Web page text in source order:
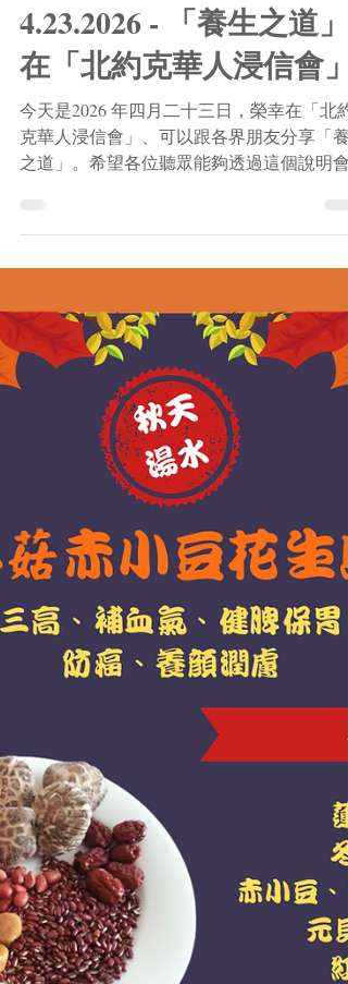
4月23日
讀畢需時 1 分鐘
通告
4.23.2026 - 「養生之道」
在「北約克華人浸信會」
之道」。希望各位聽眾能夠透過這個說明會
獲得「長生」之籥匙，活得更健康和優雅！
2026. I am honoured to be at the 'North York
Chinese Baptist Church' to share with friends
all walks of life about the 'Way of Health
Preservation.' I hope that through this seminar, all
listeners can obtain the 'key to longevity' and live
healthier and more gracefully! Today, there were
total of 101 people present. 請隨意在這裡下載
閱讀我的簡報。 Feel free to download